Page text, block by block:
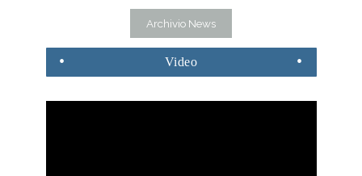
Archivio News
Video